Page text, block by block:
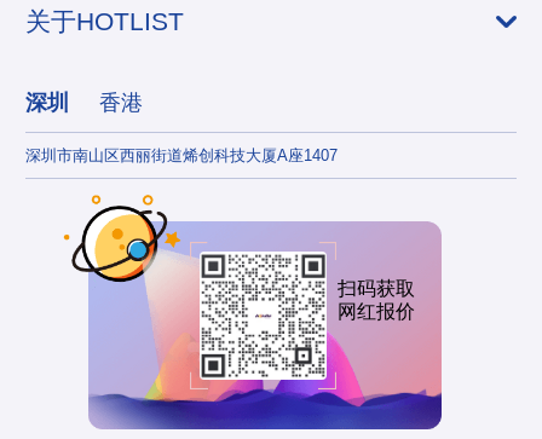
关于HOTLIST
深圳 香港
深圳市南山区西丽街道烯创科技大厦A座1407
扫码获取
网红报价